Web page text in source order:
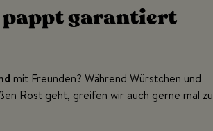
garantiert
mit Freunden? Während Würstchen und
Rost geht, greifen wir auch gerne mal zu